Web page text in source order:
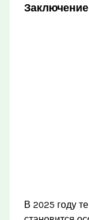
Заключение
В 2025 году